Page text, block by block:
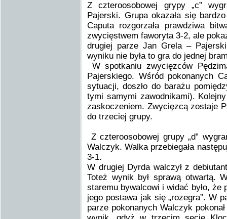
Z czteroosobowej grypy „c”
Pajerski. Grupa okazała się
Caputa rozgorzała prawdziwa
zwycięstwem faworyta 3-2, ale
drugiej parze Jan Grela –
wyniku nie była to gra do jednej
W spotkaniu zwycięzców
Pajerskiego. Wśród pokonanych
sytuacji, doszło do barażu
tymi samymi zawodnikami).
zaskoczeniem. Zwycięzcą zostaje
do trzeciej grupy.
Z czteroosobowej grupy „d”
Walczyk. Walka przebiegała
3-1.
W drugiej Dyrda walczył z
Toteż wynik był sprawą otwartą.
staremu bywalcowi i widać było, że
jego postawa jak się „rozegra”. W
parze pokonanych Walczyk